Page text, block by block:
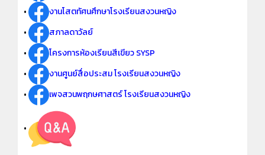
•
งานโสตทัศนศึกษาโรงเรียนสงวนหญิง
•
สภาลดาวัลย์
•
โครงการห้องเรียนสีเขียว SYSP
•
งานศูนย์สื่อประสม โรงเรียนสงวนหญิง
•
เพจสวนพฤกษศาสตร์ โรงเรียนสงวนหญิง
•